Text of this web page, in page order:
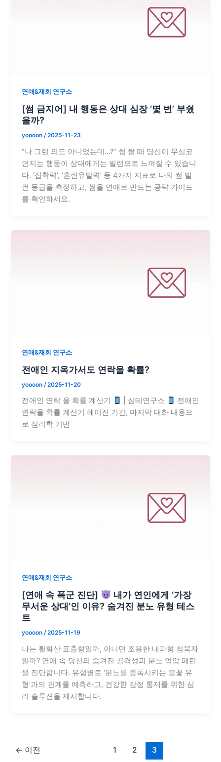
연애&재회 연구소
[썸 금지어] 내 행동은 상대 심장 ‘몇 번’ 부쉈
을까?
yoooon/2025-11-23
“나 그런 의도 아니었는데…?” 썸 탈 때 당신이 무심코
던지는 행동이 상대에게는 빌런으로 느껴질 수 있습니
다. ‘집착력’, ‘혼란유발력’ 등 4가지 지표로 나의 썸 빌
런 등급을 측정하고, 썸을 연애로 만드는 공략 가이드
를 확인하세요.
연애&재회 연구소
전애인 지옥가서도 연락올 확률?
yoooon /2025-11-20
전애인 연락 올 확률 계산기 | 심테연구소
전애인
연락올 확률 계산기 헤어진 기간, 마지막 대화 내용으
로 심리학 기반
연애&재회 연구소
[연애 속 폭군 진단]
내가 연인에게 ‘가장
무서운 상대’인 이유? 숨겨진 분노 유형 테스
트
yoooon/2025-11-19
나는 활화산 표출형일까, 아니면 조용한 내파형 침묵자
일까? 연애 속 당신의 숨겨진 공격성과 분노 억압 패턴
을 진단합니다. 유형별로 ‘분노를 증폭시키는 불꽃 유
형’과의 관계를 예측하고, 건강한 감정 통제를 위한 심
리 솔루션을 제시합니다.
← 이전 1 2 3